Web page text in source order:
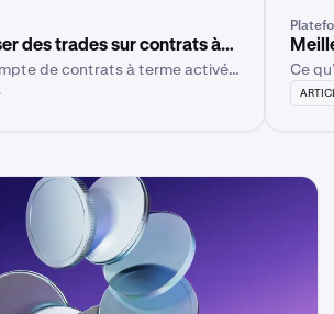
des trades sur contrats à
Pro
de contrats à terme activé
Kraken Pro, vous pouvez
trade.
2026
Ce